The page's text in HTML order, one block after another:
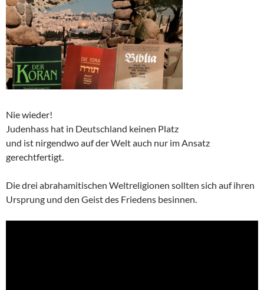
Nie wieder!
Judenhass hat in Deutschland keinen Platz
und ist nirgendwo auf der Welt auch nur im Ansatz
gerechtfertigt.
Die drei abrahamitischen Weltreligionen sollten sich auf ihren
Ursprung und den Geist des Friedens besinnen.